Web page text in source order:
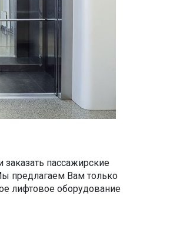
пассажирские
предлагаем Вам только
лифтовое оборудование